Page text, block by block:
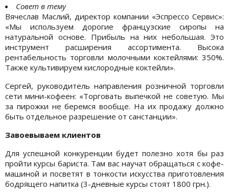
Совет в тему
Вячеслав Маслий, директор компании «Эспрессо Сервис»:
«Мы используем дорогие французские сиропы на
натуральной основе. Прибыль на них небольшая. Это
инструмент расширения ассортимента. Высока
рентабельность торговли молочными коктейлями: 350%.
Также культивируем кислородные коктейли».
Сергей, руководитель направления розничной торговли
сети мини-кофеен: «Торговать выпечкой не советую. Мы
за пирожки не беремся вообще. На их продажу должно
быть отдельное разрешение от санстанции».
Завоевываем клиентов
Для успешной конкуренции будет полезно хотя бы раз
пройти курсы бариста. Там вас научат обращаться с кофе-
машиной и посветят в тонкости искусства приготовления
бодрящего напитка (3-дневные курсы стоят 1800 грн.).